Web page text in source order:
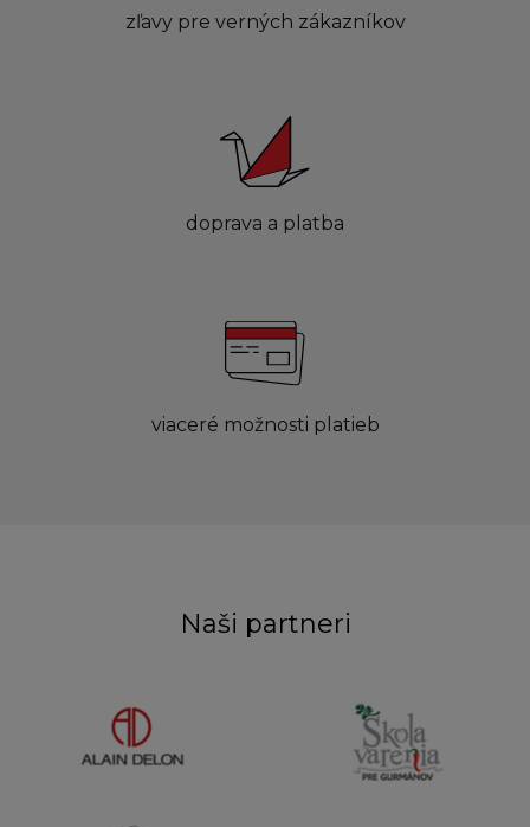
zľavy pre verných zákazníkov
doprava a platba
viaceré možnosti platieb
Naši partneri